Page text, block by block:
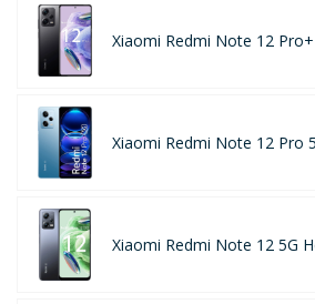
Xiaomi Redmi Note 12
Xiaomi Redmi Note 12 Pro
Xiaomi Redmi Note 12 5G